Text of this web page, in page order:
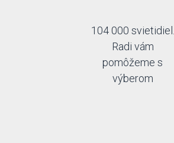
104 000 svietidiel.
Radi vám
pomôžeme s
výberom